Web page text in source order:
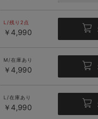
L/残り2点
￥4,990
M/在庫あり
￥4,990
L/在庫あり
￥4,990